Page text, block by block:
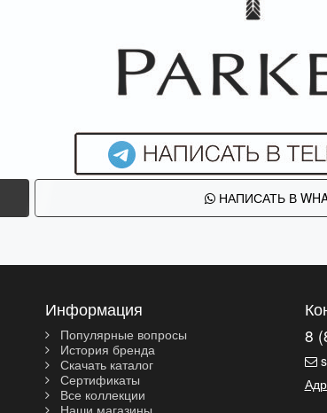
НАПИСАТЬ В
Информация
Популярные вопросы
История бренда
Скачать каталог
Сертификаты
Все коллекции
Наши магазины
8